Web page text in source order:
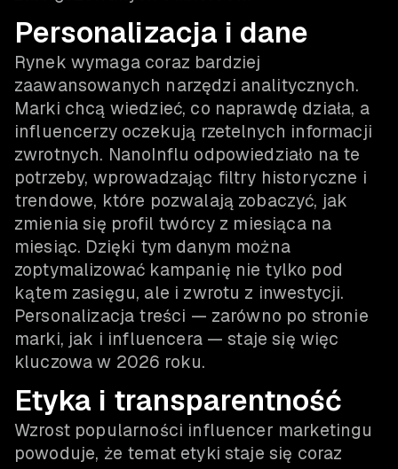
Personalizacja i dane
Rynek wymaga coraz bardziej
zaawansowanych narzędzi analitycznych.
Marki chcą wiedzieć, co naprawdę działa, a
influencerzy oczekują rzetelnych informacji
zwrotnych. NanoInflu odpowiedziało na te
potrzeby, wprowadzając filtry historyczne i
trendowe, które pozwalają zobaczyć, jak
zmienia się profil twórcy z miesiąca na
miesiąc. Dzięki tym danym można
zoptymalizować kampanię nie tylko pod
kątem zasięgu, ale i zwrotu z inwestycji.
Personalizacja treści — zarówno po stronie
marki, jak i influencera — staje się więc
kluczowa w 2026 roku.
Etyka i transparentność
Wzrost popularności influencer marketingu
powoduje, że temat etyki staje się coraz